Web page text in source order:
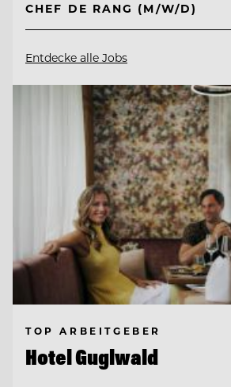
CHEF DE RANG (M/W/D)
Entdecke alle Jobs
TOP ARBEITGEBER
Hotel Guglwald